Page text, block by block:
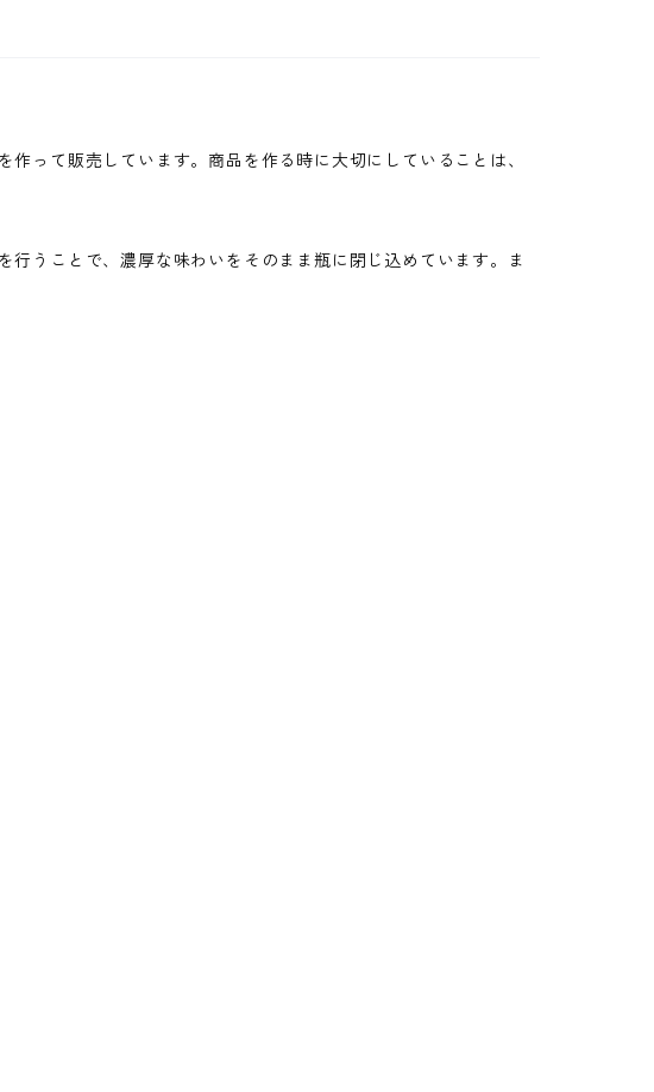
って販売しています。商品を作る時に大切にしていることは、
うことで、濃厚な味わいをそのまま瓶に閉じ込めています。ま